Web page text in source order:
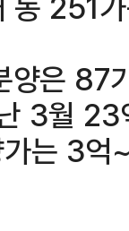
양은 87
3월 23
는 3억